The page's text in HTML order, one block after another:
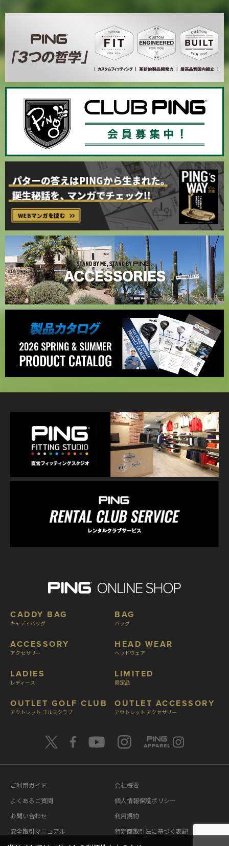
CADDY BAG
キャディバッグ
ACCESSORY
アクセサリー
LADIES
レディース
OUTLET GOLF CLUB
アウトレット ゴルフクラブ
BAG
バッグ
HEAD WEAR
ヘッドウェア
LIMITED
限定品
OUTLET ACCESSORY
アウトレット アクセサリー
ご利用ガイド
よくあるご質問
お問い合わせ
安全取引マニュアル
会社概要
個人情報保護ポリシー
利用規約
特定商取引法に基づく表記